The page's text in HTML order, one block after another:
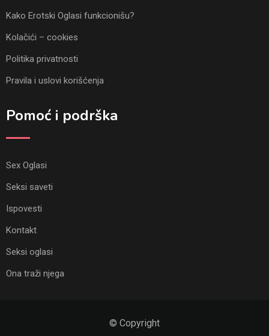
Kako Erotski Oglasi funkcionišu?
Kolačići – cookies
Politika privatnosti
Pravila i uslovi korišćenja
Pomoć i podrška
Sex Oglasi
Seksi saveti
Ispovesti
Kontakt
Seksi oglasi
Ona traži njega
© Copyright